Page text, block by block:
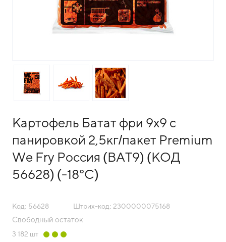
Картофель Батат фри 9х9 c
панировкой 2,5кг/пакет Premium
We Fry Россия (BAT9) (КОД
56628) (-18°С)
Код: 56628 Штрих-код: 2300000075168
Свободный остаток
3 182 шт